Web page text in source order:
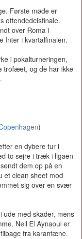
Første møde er
ottendedelsfinale.
over Roma i
Inter i kvartalfinalen.
i pokalturneringen,
trofæet, og de har ikke
)
en dybere tur i
to sejre i træk i ligaen
dem op på en
et clean sheet mod
sig over en svær
ude med skader, mens
Neil El Aynaoui er
fra karantæne.